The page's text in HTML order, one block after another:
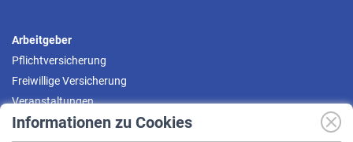
Informationen zu Cookies
Arbeitgeber
Pflichtversicherung
Freiwillige Versicherung
Veranstaltungen